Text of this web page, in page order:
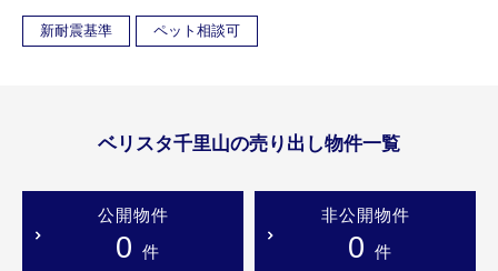
新耐震基準 ペット相談可
ベリスタ千里山の売り出し物件一覧
公開物件
0 件
非公開物件
0 件